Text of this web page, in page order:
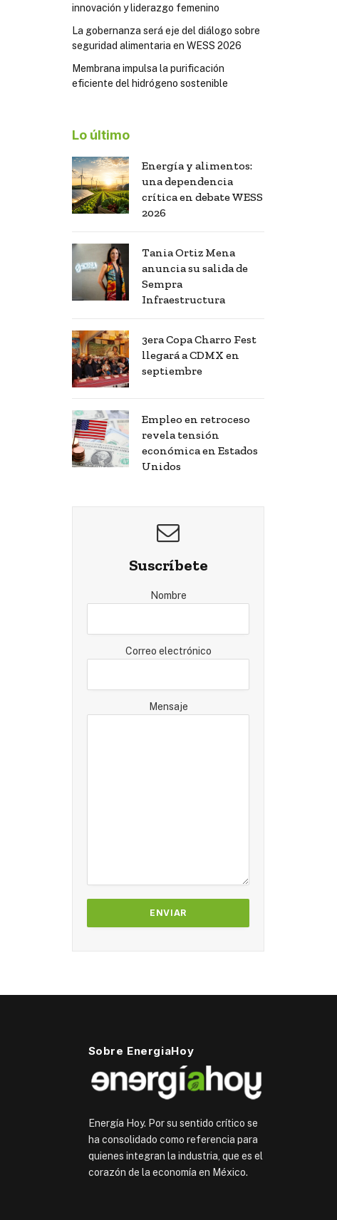
innovación y liderazgo femenino
La gobernanza será eje del diálogo sobre
seguridad alimentaria en WESS 2026
Membrana impulsa la purificación
eficiente del hidrógeno sostenible
Lo último
Energía y alimentos:
una dependencia
crítica en debate WESS
2026
Tania Ortiz Mena
anuncia su salida de
Sempra
Infraestructura
3era Copa Charro Fest
llegará a CDMX en
septiembre
Empleo en retroceso
revela tensión
económica en Estados
Unidos
Suscríbete
Nombre
Correo electrónico
Mensaje
Sobre EnergiaHoy
Energía Hoy. Por su sentido crítico se
ha consolidado como referencia para
quienes integran la industria, que es el
corazón de la economía en México.